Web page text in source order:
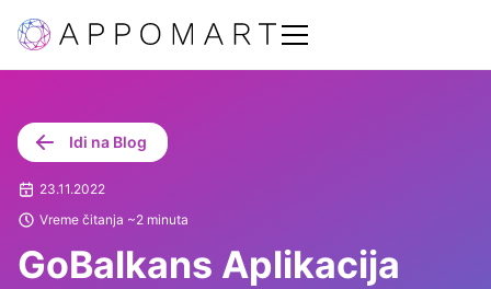
Idi na Blog
23.11.2022
Vreme čitanja ~2 minuta
GoBalkans Aplikacija